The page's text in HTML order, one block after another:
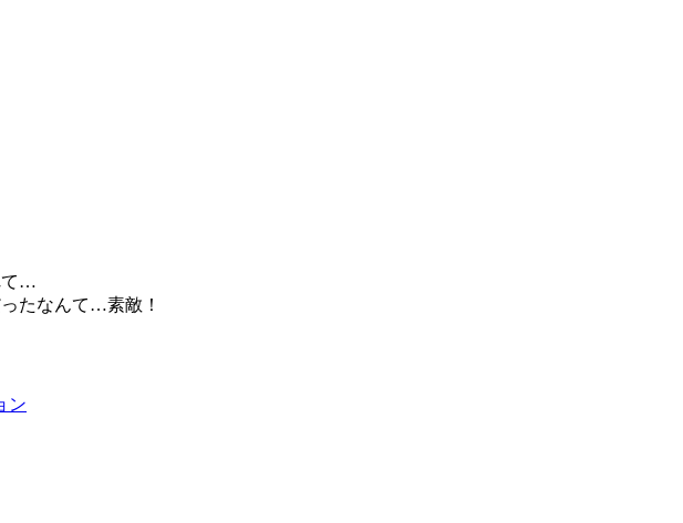
て…
たなんて…素敵！
ン